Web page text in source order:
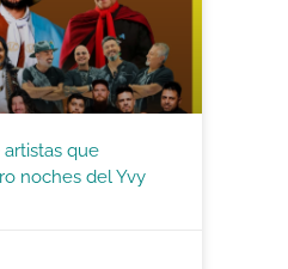
que
noches del Yvy